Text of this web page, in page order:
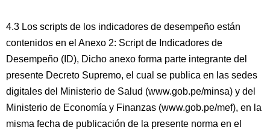
4.3 Los scripts de los indicadores de desempeño están
contenidos en el Anexo 2: Script de Indicadores de
Desempeño (ID), Dicho anexo forma parte integrante del
presente Decreto Supremo, el cual se publica en las sedes
digitales del Ministerio de Salud (www.gob.pe/minsa) y del
Ministerio de Economía y Finanzas (www.gob.pe/mef), en la
misma fecha de publicación de la presente norma en el